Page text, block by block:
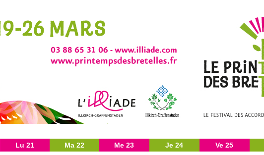
Lu 21 Ma 22 Me 23 Je 24 Ve 25